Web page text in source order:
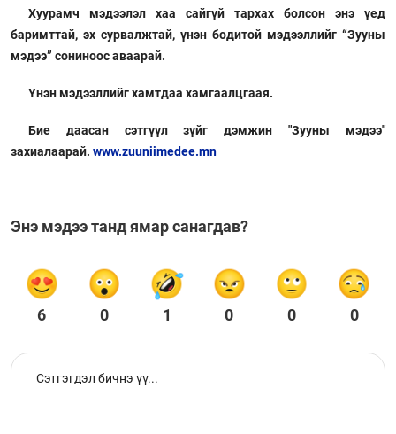
Хуурамч мэдээлэл хаа сайгүй тархах болсон энэ үед
баримттай, эх сурвалжтай, үнэн бодитой мэдээллийг “Зууны
мэдээ” сониноос аваарай.
Үнэн мэдээллийг хамтдаа хамгаалцгаая.
Бие даасан сэтгүүл зүйг дэмжин "Зууны мэдээ"
захиалаарай. www.zuuniimedee.mn
Энэ мэдээ танд ямар санагдав?
6 0 1 0 0 0